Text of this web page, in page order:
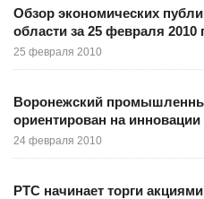
Обзор экономических
области за 25 февраля 2010
25 февраля 2010
Воронежский
ориентирован на инновации
24 февраля 2010
РТС начинает торги